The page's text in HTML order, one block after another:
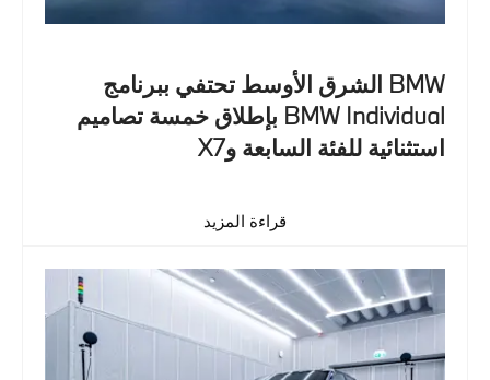
BMW الشرق الأوسط تحتفي ببرنامج
BMW Individual بإطلاق خمسة تصاميم
استثنائية للفئة السابعة وX7
قراءة المزيد